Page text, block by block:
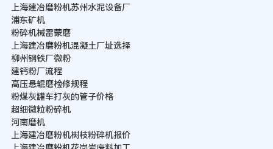
上海建冶磨粉机苏州水泥设备厂
浦东矿机
粉碎机械雷蒙磨
上海建冶磨粉机混凝土厂址选择
柳州钢铁厂微粉
建钙粉厂流程
高压悬辊磨检修规程
粉煤灰罐车打灰的管子价格
超细微粒粉碎机
河南磨机
上海建冶磨粉机树枝粉碎机报价